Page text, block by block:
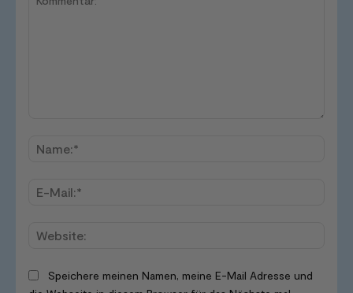
Speichere meinen Namen, meine E-Mail Adresse und